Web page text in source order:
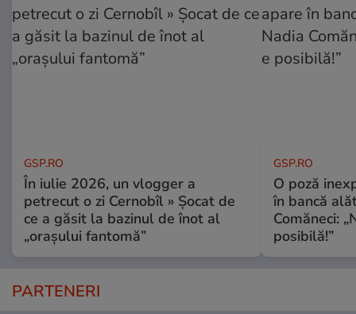
GSP.RO
În iulie 2026, un vlogger a
petrecut o zi Cernobîl » Șocat de
ce a găsit la bazinul de înot al
„orașului fantomă”
GSP.RO
O poză
în bancă
Comăneci:
posibilă!”
PARTENERI